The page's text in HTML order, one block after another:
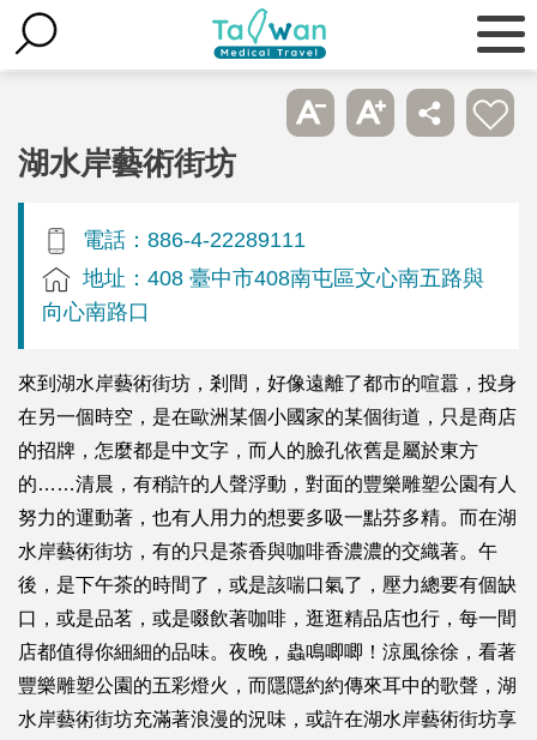
湖水岸藝術街坊
電話：886-4-22289111
地址：408 臺中市408南屯區文心南五路與
向心南路口
來到湖水岸藝術街坊，剎間，好像遠離了都市的喧囂，投身
在另一個時空，是在歐洲某個小國家的某個街道，只是商店
的招牌，怎麼都是中文字，而人的臉孔依舊是屬於東方
的……清晨，有稍許的人聲浮動，對面的豐樂雕塑公園有人
努力的運動著，也有人用力的想要多吸一點芬多精。而在湖
水岸藝術街坊，有的只是茶香與咖啡香濃濃的交織著。午
後，是下午茶的時間了，或是該喘口氣了，壓力總要有個缺
口，或是品茗，或是啜飲著咖啡，逛逛精品店也行，每一間
店都值得你細細的品味。夜晚，蟲鳴唧唧！涼風徐徐，看著
豐樂雕塑公園的五彩燈火，而隱隱約約傳來耳中的歌聲，湖
水岸藝術街坊充滿著浪漫的況味，或許在湖水岸藝術街坊享